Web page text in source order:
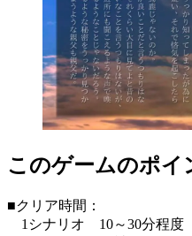
このゲームのポイ
■クリア時間：
1シナリオ 10～30分程度